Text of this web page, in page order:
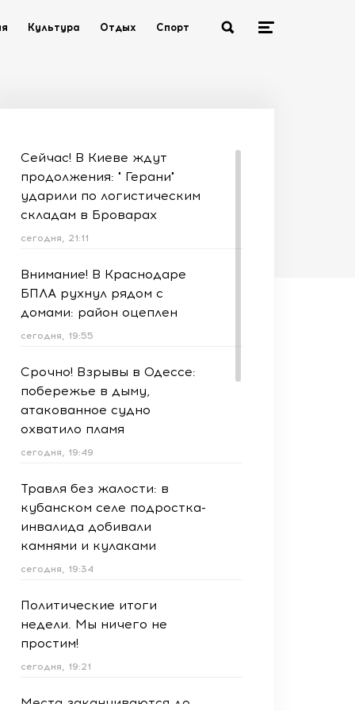
Культура Отдых Спорт
Сейчас! В Киеве ждут
продолжения: " Герани"
ударили по логистическим
складам в Броварах
сегодня, 21:11
Внимание! В Краснодаре
БПЛА рухнул рядом с
домами: район оцеплен
сегодня, 19:55
Срочно! Взрывы в Одессе:
побережье в дыму,
атакованное судно
охватило пламя
сегодня, 19:49
Травля без жалости: в
кубанском селе подростка-
инвалида добивали
камнями и кулаками
сегодня, 19:34
Политические итоги
недели. Мы ничего не
простим!
сегодня, 19:21
Места заканчиваются до